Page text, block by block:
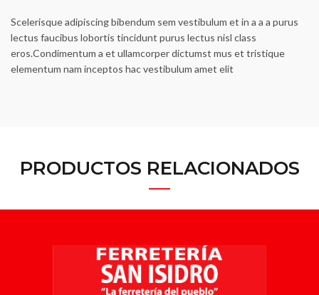
Scelerisque adipiscing bibendum sem vestibulum et in a a a purus
lectus faucibus lobortis tincidunt purus lectus nisl class
eros.Condimentum a et ullamcorper dictumst mus et tristique
elementum nam inceptos hac vestibulum amet elit
PRODUCTOS RELACIONADOS